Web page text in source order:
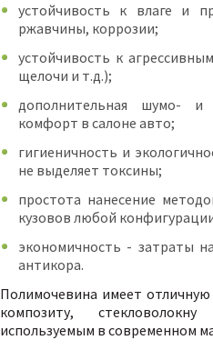
устойчивость к влаге и
ржавчины, коррозии;
устойчивость к
щелочи и т.д.);
дополнительная шумо-
комфорт в салоне авто;
гигиеничность и
не выделяет токсины;
простота нанесение
кузовов любой
экономичность - затраты
антикора.
Полимочевина имеет отличную
композиту,
используемым в современном